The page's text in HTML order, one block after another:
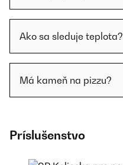
Ako sa sleduje teplota?
Má kameň na pizzu?
Príslušenstvo